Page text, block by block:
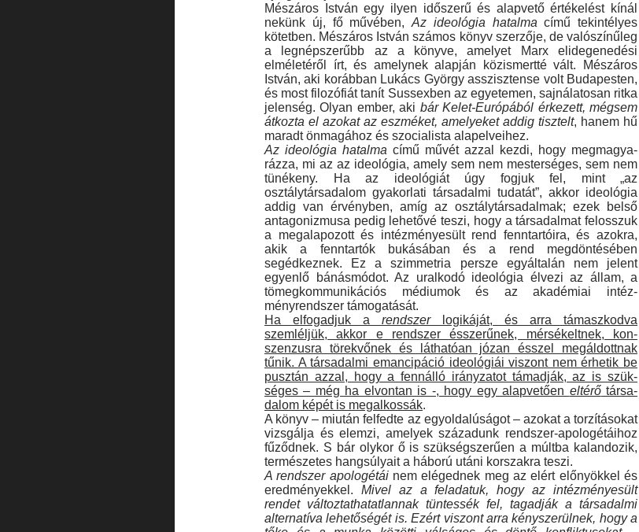
Mészáros István egy ilyen időszerű és alapvető értékelést kínál
nekünk új, fő művében, Az ideológia hatalma című tekintélyes
kötet­ben. Mészáros István számos könyv szerzője, de valószínűleg
a leg­népszerűbb az a könyve, amelyet Marx elidegenedési
elméletéről írt, és amelynek alapján közismertté vált. Mészáros
István, aki korábban Lukács György asszisztense volt Budapesten,
és most filozófiát tanít Sussexben az egyetemen, sajnálatosan ritka
jelenség. Olyan ember, aki bár Kelet-Európából érkezett, mégsem
átkozta el azokat az esz­méket, amelyeket addig tisztelt, hanem hű
maradt önmagához és szocialista alapelveihez.
Az ideológia hatalma című művét azzal kezdi, hogy megmagya­
rázza, mi az az ideológia, amely sem nem mesterséges, sem nem
tü­nékeny. Ha az ideológiát úgy fogjuk fel, mint „az
osztálytársadalom gyakorlati társadalmi tudatát”, akkor ideológia
addig van érvényben, amíg az osztálytársadalmak; ezek belső
antagonizmusa pedig lehe­tővé teszi, hogy a társadalmat felosszuk
a megalapozott és intézmé­nyesült rend fenntartóira, és azokra,
akik a fenntartók bukásában és a rend megdöntésében
segédkeznek. Ez a szimmetria persze egyálta­lán nem jelent
egyenlő bánásmódot. Az uralkodó ideológia élvezi az állam, a
tömegkommunikációs médiumok és az akadémiai intéz­
ményrendszer támogatását.
Ha elfogadjuk a rendszerlogikáját, és arra támaszkodva
szemléljük, akkor e rendszer ésszerűnek, mérsékeltnek, kon­
szenzusra törekvőnek és láthatóan józan ésszel megáldottnak
tűnik. A társadalmi emancipáció ideológiái viszont nem érhetik be
pusztán azzal, hogy a fennálló irányzatot támadják, az is szük­
séges – még ha elvontan is -, hogy egy alapvetően eltérőtársa­
dalom képét is megalkossák.
A könyv – miután felfedte az egyoldalúságot – azokat a torzításo­kat
vizsgálja és elemzi, amelyek századunk rendszer-apologétáihoz
fűződnek. S bár olykor ő is szükségszerűen a múltba kalandozik,
ter­mészetes hangsúlyait a háború utáni korszakra teszi.
A rendszer apologétáinem elégednek meg az elért előnyökkel és
eredményekkel. Mivel az a feladatuk, hogy az intézményesült
rendet változtathatatlannak tüntessék fel, tagadják a társadalmi
alter­natíva lehetőségét is. Ezért viszont arra kényszerülnek, hogy a